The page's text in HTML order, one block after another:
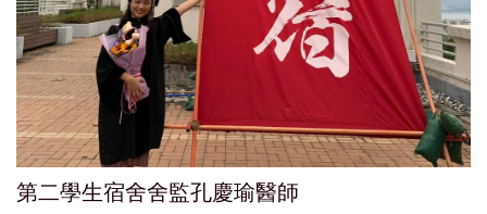
第二學生宿舍舍監孔慶瑜醫師